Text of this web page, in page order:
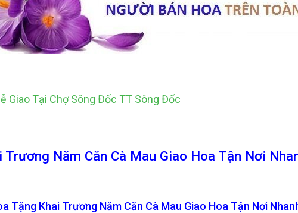
Giao Tại Chợ Sông Đốc TT Sông Đốc
Trương Năm Căn Cà Mau Giao Hoa Tận Nơi
Tặng Khai Trương Năm Căn Cà Mau Giao Hoa Tận Nơi